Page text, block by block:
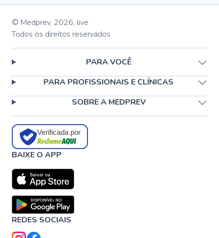
© Medprev, 2026, live
Todos os direitos reservados
PARA VOCÊ
PARA PROFISSIONAIS E CLÍNICAS
SOBRE A MEDPREV
Verificada por
BAIXE O APP
REDES SOCIAIS